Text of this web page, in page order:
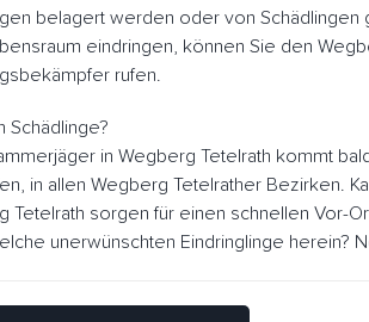
belagert werden oder von Schädlingen
eindringen, können Sie den
rufen.
Schädlinge?
in Wegberg Tetelrath kommt
in allen Wegberg Tetelrather Bezirken.
Tetelrath sorgen für einen schnellen Vor-
unerwünschten Eindringlinge herein?